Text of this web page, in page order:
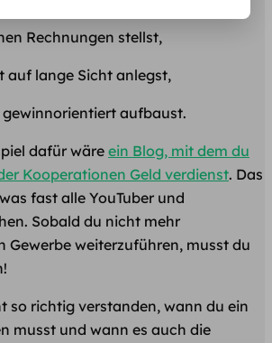
Rechnungen stellst,
auf lange Sicht anlegst,
gewinnorientiert aufbaust.
dafür wäreein Blog, mit dem du
Kooperationen Geld verdienst. Das
fast alle YouTuber und
Sobald du nicht mehr
Gewerbe weiterzuführen, musst du
so richtig verstanden, wann du ein
musst und wann es auch die